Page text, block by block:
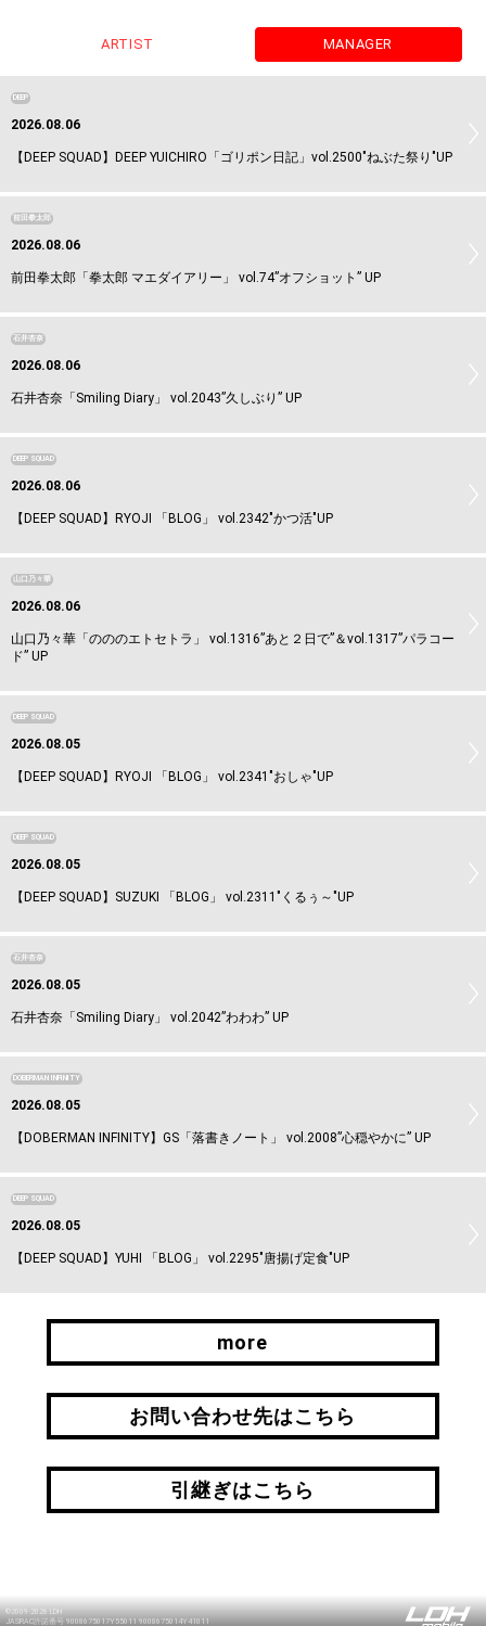
ARTIST MANAGER
DEEP
2026.08.06
【DEEP SQUAD】DEEP YUICHIRO「ゴリポン日記」vol.2500"ねぶた祭り"UP
前田拳太郎
2026.08.06
前田拳太郎「拳太郎 マエダイアリー」 vol.74”オフショット” UP
石井杏奈
2026.08.06
石井杏奈「Smiling Diary」 vol.2043”久しぶり” UP
DEEP SQUAD
2026.08.06
【DEEP SQUAD】RYOJI 「BLOG」 vol.2342"かつ活"UP
山口乃々華
2026.08.06
山口乃々華「のののエトセトラ」 vol.1316”あと２日で”＆vol.1317”パラコー
ド” UP
DEEP SQUAD
2026.08.05
【DEEP SQUAD】RYOJI 「BLOG」 vol.2341"おしゃ"UP
DEEP SQUAD
2026.08.05
【DEEP SQUAD】SUZUKI 「BLOG」 vol.2311"くるぅ～"UP
石井杏奈
2026.08.05
石井杏奈「Smiling Diary」 vol.2042”わわわ” UP
DOBERMAN INFINITY
2026.08.05
【DOBERMAN INFINITY】GS「落書きノート」 vol.2008”心穏やかに” UP
DEEP SQUAD
2026.08.05
【DEEP SQUAD】YUHI 「BLOG」 vol.2295"唐揚げ定食"UP
more
more
お問い合わせ先はこちら
お問い合わせ先はこちら
引継ぎはこちら
引継ぎはこちら
©2009-2026 LDH
JASRAC許諾番号 9008675017Y55011 9008675014Y41011